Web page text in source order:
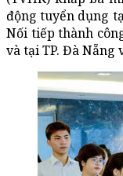
động tuyển dụng
Nối tiếp thành
và tại TP. Đà Nẵng